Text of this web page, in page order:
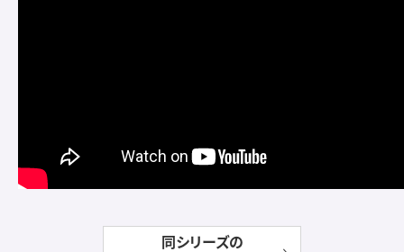
同シリーズの